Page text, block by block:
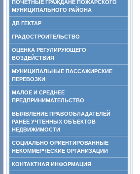
ПОЧЕТНЫЕ ГРАЖДАНЕ ПОЖАРСКОГО
МУНИЦИПАЛЬНОГО РАЙОНА
ДВ ГЕКТАР
ГРАДОСТРОИТЕЛЬСТВО
ОЦЕНКА РЕГУЛИРУЮЩЕГО
ВОЗДЕЙСТВИЯ
МУНИЦИПАЛЬНЫЕ ПАССАЖИРСКИЕ
ПЕРЕВОЗКИ
МАЛОЕ И СРЕДНЕЕ
ПРЕДПРИНИМАТЕЛЬСТВО
ВЫЯВЛЕНИЕ ПРАВООБЛАДАТЕЛЕЙ
РАНЕЕ УЧТЕННЫХ ОБЪЕКТОВ
НЕДВИЖИМОСТИ
СОЦИАЛЬНО ОРИЕНТИРОВАННЫЕ
НЕКОММЕРЧЕСКИЕ ОРГАНИЗАЦИИ
КОНТАКТНАЯ ИНФОРМАЦИЯ